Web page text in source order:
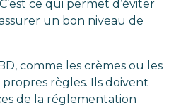
ce qui permet d’éviter
un bon niveau de
comme les crèmes ou les
règles. Ils doivent
de la réglementation